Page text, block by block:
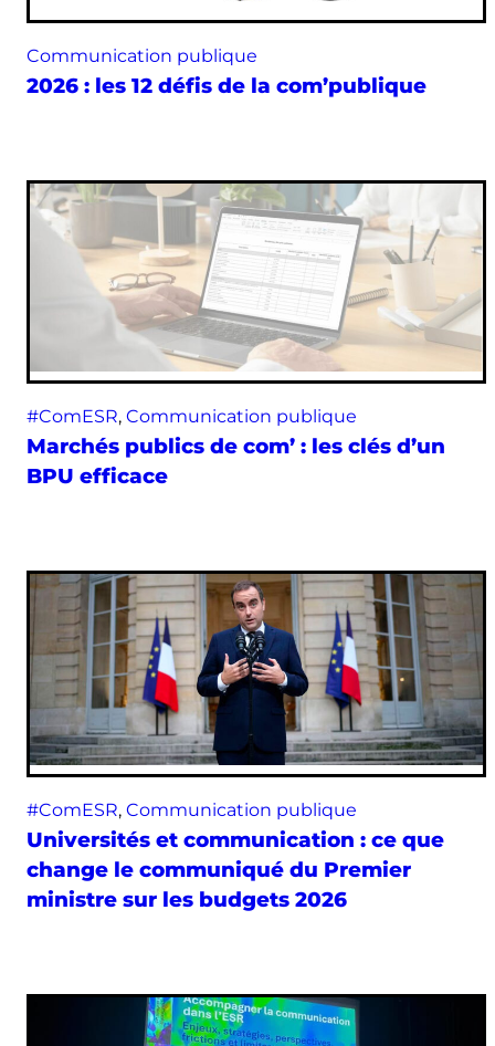
Communication publique
2026 : les 12 défis de la com’publique
#ComESR, Communication publique
Marchés publics de com’ : les clés d’un
BPU efficace
#ComESR, Communication publique
Universités et communication : ce que
change le communiqué du Premier
ministre sur les budgets 2026